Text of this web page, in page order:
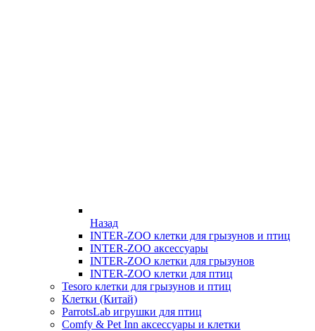
Назад
INTER-ZOO клетки для грызунов и птиц
INTER-ZOO аксессуары
INTER-ZOO клетки для грызунов
INTER-ZOO клетки для птиц
Tesoro клетки для грызунов и птиц
Клетки (Китай)
ParrotsLab игрушки для птиц
Comfy & Pet Inn аксессуары и клетки